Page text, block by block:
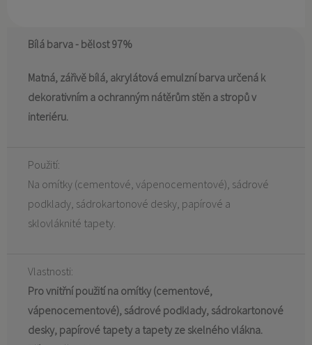
Bílá barva - bělost 97%
Matná, zářivě bílá, akrylátová emulzní barva určená k
dekorativním a ochranným nátěrům stěn a stropů v
interiéru.
Použití:
Na omítky (cementové, vápenocementové), sádrové
podklady, sádrokartonové desky, papírové a
sklovláknité tapety.
Vlastnosti:
Pro vnitřní použití na omítky (cementové,
vápenocementové), sádrové podklady, sádrokartonové
desky, papírové tapety a tapety ze skelného vlákna.